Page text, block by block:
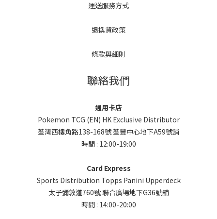
運送服務方式
退換貨政策
條款與細則
聯絡我們
通用卡店
Pokemon TCG (EN) HK Exclusive Distributor
荃灣西樓角路138-168號 荃豐中心地下A59號舖
時間 : 12:00-19:00
Card Express
Sports Distribution Topps Panini Upperdeck
太子彌敦道760號 聯合廣場地下G36號舖
時間 : 14:00-20:00